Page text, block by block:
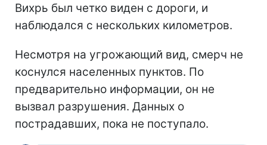
Вихрь был четко виден с дороги, и
наблюдался с нескольких километров.
Несмотря на угрожающий вид, смерч не
коснулся населенных пунктов. По
предварительно информации, он не
вызвал разрушения. Данных о
пострадавших, пока не поступало.